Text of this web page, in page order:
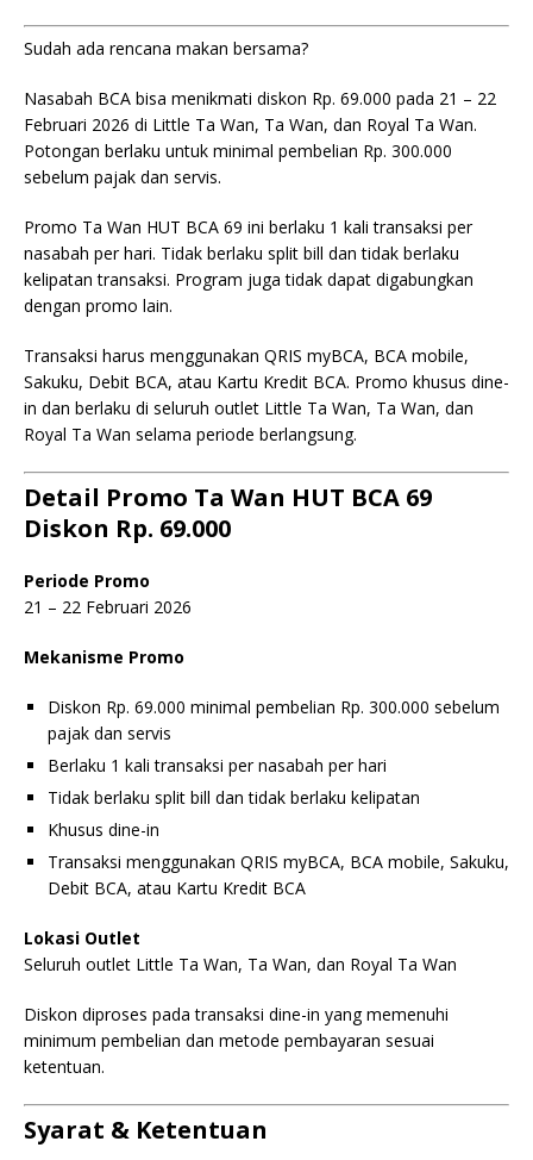
Sudah ada rencana makan bersama?
Nasabah BCA bisa menikmati diskon Rp. 69.000 pada 21 – 22
Februari 2026 di Little Ta Wan, Ta Wan, dan Royal Ta Wan.
Potongan berlaku untuk minimal pembelian Rp. 300.000
sebelum pajak dan servis.
Promo Ta Wan HUT BCA 69 ini berlaku 1 kali transaksi per
nasabah per hari. Tidak berlaku split bill dan tidak berlaku
kelipatan transaksi. Program juga tidak dapat digabungkan
dengan promo lain.
Transaksi harus menggunakan QRIS myBCA, BCA mobile,
Sakuku, Debit BCA, atau Kartu Kredit BCA. Promo khusus dine-
in dan berlaku di seluruh outlet Little Ta Wan, Ta Wan, dan
Royal Ta Wan selama periode berlangsung.
Detail Promo Ta Wan HUT BCA 69
Diskon Rp. 69.000
Periode Promo
21 – 22 Februari 2026
Mekanisme Promo
Diskon Rp. 69.000 minimal pembelian Rp. 300.000 sebelum
pajak dan servis
Berlaku 1 kali transaksi per nasabah per hari
Tidak berlaku split bill dan tidak berlaku kelipatan
Khusus dine-in
Transaksi menggunakan QRIS myBCA, BCA mobile, Sakuku,
Debit BCA, atau Kartu Kredit BCA
Lokasi Outlet
Seluruh outlet Little Ta Wan, Ta Wan, dan Royal Ta Wan
Diskon diproses pada transaksi dine-in yang memenuhi
minimum pembelian dan metode pembayaran sesuai
ketentuan.
Syarat & Ketentuan